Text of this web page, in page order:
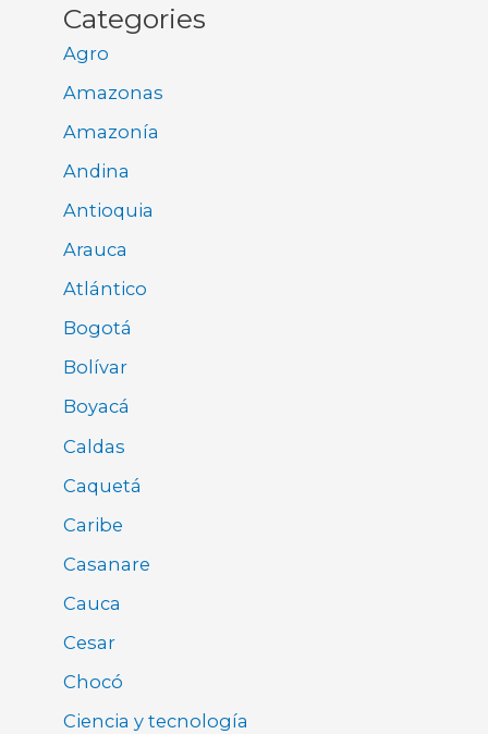
Categories
Agro
Amazonas
Amazonía
Andina
Antioquia
Arauca
Atlántico
Bogotá
Bolívar
Boyacá
Caldas
Caquetá
Caribe
Casanare
Cauca
Cesar
Chocó
Ciencia y tecnología